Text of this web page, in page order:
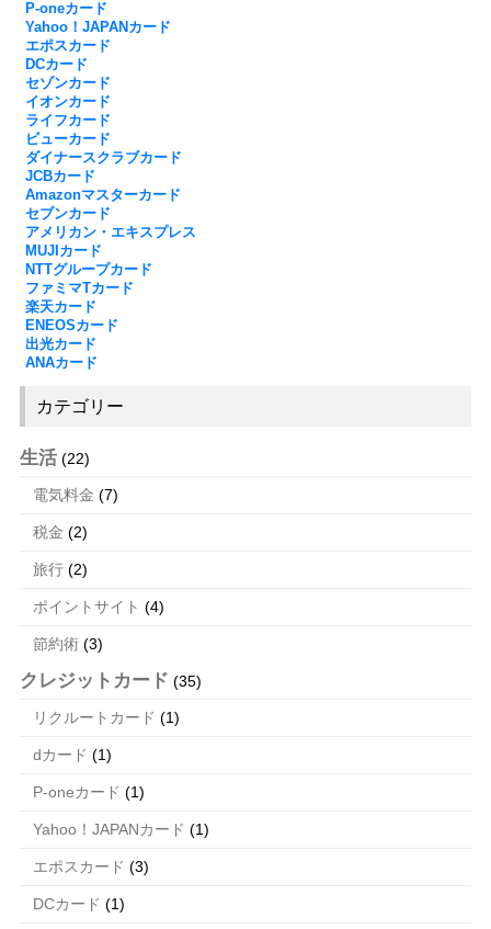
P-oneカード
Yahoo！JAPANカード
エポスカード
DCカード
セゾンカード
イオンカード
ライフカード
ビューカード
ダイナースクラブカード
JCBカード
Amazonマスターカード
セブンカード
アメリカン・エキスプレス
MUJIカード
NTTグループカード
ファミマTカード
楽天カード
ENEOSカード
出光カード
ANAカード
カテゴリー
生活(22)
電気料金 (7)
税金 (2)
旅行(2)
ポイントサイト (4)
節約術(3)
クレジットカード (35)
リクルートカード (1)
dカード (1)
P-oneカード (1)
Yahoo！JAPANカード (1)
エポスカード (3)
DCカード (1)